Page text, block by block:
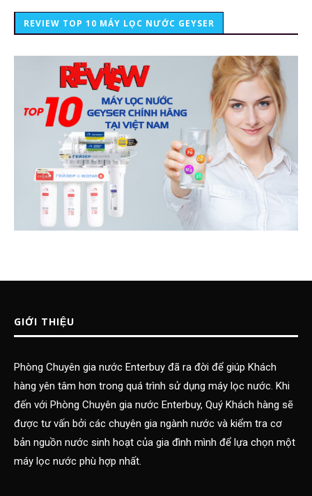
REVIEW TOP 10 MÁY LỌC NƯỚC GEYSER
GIỚI THIỆU
Phòng Chuyên gia nước Enterbuy đã ra đời để giúp Khách
hàng yên tâm hơn trong quá trình sử dụng máy lọc nước. Khi
đến với Phòng Chuyên gia nước Enterbuy, Quý Khách hàng sẽ
được tư vấn bởi các chuyên gia ngành nước và kiểm tra cơ
bản nguồn nước sinh hoạt của gia đình mình để lựa chọn một
máy lọc nước phù hợp nhất.